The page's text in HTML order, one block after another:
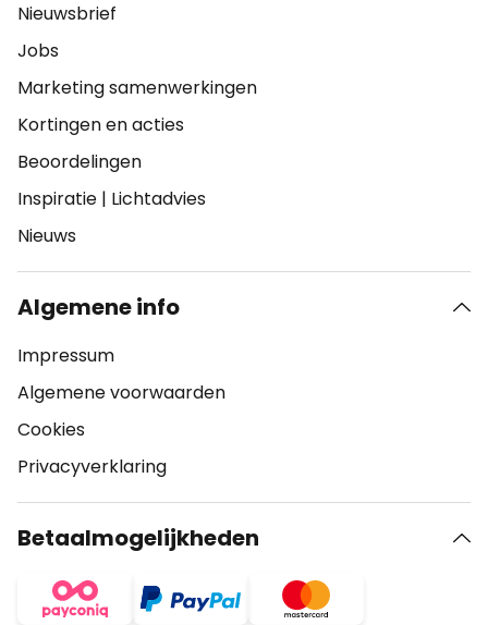
Nieuwsbrief
Jobs
Marketing samenwerkingen
Kortingen en acties
Beoordelingen
Inspiratie | Lichtadvies
Nieuws
Algemene info
Impressum
Algemene voorwaarden
Cookies
Privacyverklaring
Betaalmogelijkheden